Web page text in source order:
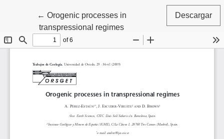
← Volver a los detalles del artículo
Orogenic processes in
transpressional regimes
Descargar